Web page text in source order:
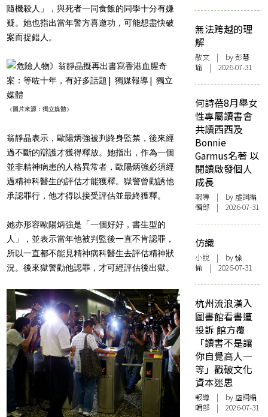
隨機殺人」，與死者一同食飯的同學十分有嫌
疑。她也指出當年警方喜邀功，可能想盡快破
案而捉錯人。
（圖片來源：獨立媒體）
翁靜晶表示，歐陽炳強被判終身監禁，後來經
過不斷的辯護才獲得釋放。她指出，作為一個
並非精神病患的人格異常者，歐陽炳強必須經
過精神科醫生的評估才能獲釋。獄警曾勸誘他
承認罪行，他才得以接受評估並最終獲釋。
她亦形容歐陽炳強是「一個好好，書生型的
人」，並表示當年他被判監後一直不肯認罪，
所以一直都不能見精神病科醫生去評估精神狀
況。後來獄警勸他認罪，才可經評估後出獄。
無法跨越的理
解
散文 | by 彭慧
瑜 | 2026-07-31
何詩蓓8月舉女
性專屬讀書會
共讀西西及
Bonnie
Garmus名著 以
閱讀啟發個人
成長
報導 | by 虛詞編
輯部 | 2026-07-31
仿織
小說 | by 悇
愉 | 2026-07-31
杭州流浪漢入
圖書館看書遭
投訴 館方覆
「讀書不是讓
你自覺高人一
等」戳破文化
資本迷思
報導 | by 虛詞編
輯部 | 2026-07-31